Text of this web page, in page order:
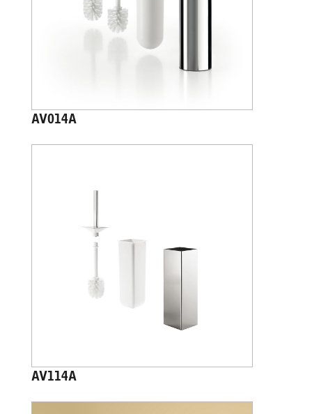
AV014A
AV114A